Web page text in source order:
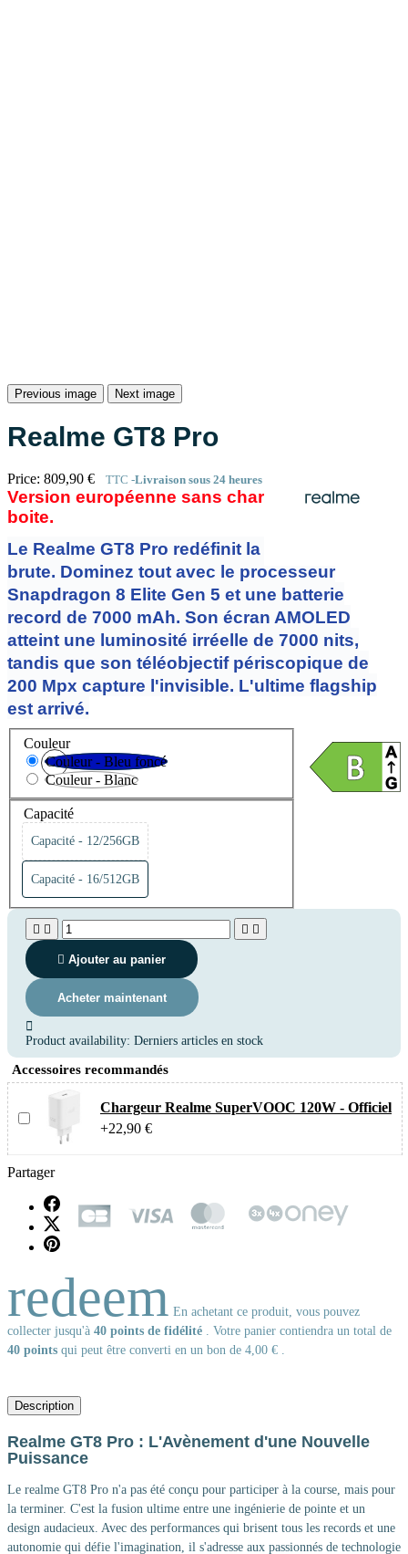
Previous image Next image
Realme GT8 Pro
Price: 809,90 € TTC Livraison sous 24 heures
Version européenne sans chargeur dans la
boite.
Le Realme GT8 Pro redéfinit la puissance
brute. Dominez tout avec le processeur
Snapdragon 8 Elite Gen 5 et une batterie
record de 7000 mAh. Son écran AMOLED
atteint une luminosité irréelle de 7000 nits,
tandis que son téléobjectif périscopique de
200 Mpx capture l'invisible. L'ultime flagship
est arrivé.
Couleur
Couleur - Bleu foncé
Couleur - Blanc
Capacité
Capacité - 12/256GB
Capacité - 16/512GB
   
 Ajouter au panier
Acheter maintenant

Product availability: Derniers articles en stock
Accessoires recommandés
Chargeur Realme SuperVOOC 120W - Officiel
+22,90 €
Partager
redeem En achetant ce produit, vous pouvez
collecter jusqu'à 40 points de fidélité . Votre panier contiendra un total de
40 points qui peut être converti en un bon de 4,00 € .
Description
Realme GT8 Pro : L'Avènement d'une Nouvelle
Puissance
Le realme GT8 Pro n'a pas été conçu pour participer à la course, mais pour
la terminer. C'est la fusion ultime entre une ingénierie de pointe et un
design audacieux. Avec des performances qui brisent tous les records et une
autonomie qui défie l'imagination, il s'adresse aux passionnés de technologie